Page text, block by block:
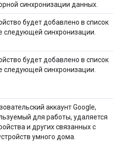
синхронизации данных.
будет добавлено в список
следующей синхронизации.
будет добавлено в список
следующей синхронизации.
аккаунт Google,
для работы, удаляется
и других связанных с
умного дома.